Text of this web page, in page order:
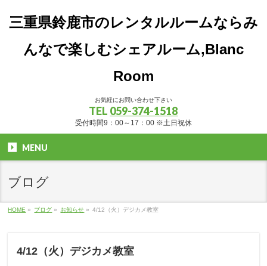
三重県鈴鹿市のレンタルルームならみ
んなで楽しむシェアルーム,Blanc
Room
お気軽にお問い合わせ下さい
TEL 059-374-1518
受付時間9：00～17：00 ※土日祝休
MENU
ブログ
HOME » ブログ » お知らせ » 4/12（火）デジカメ教室
4/12（火）デジカメ教室